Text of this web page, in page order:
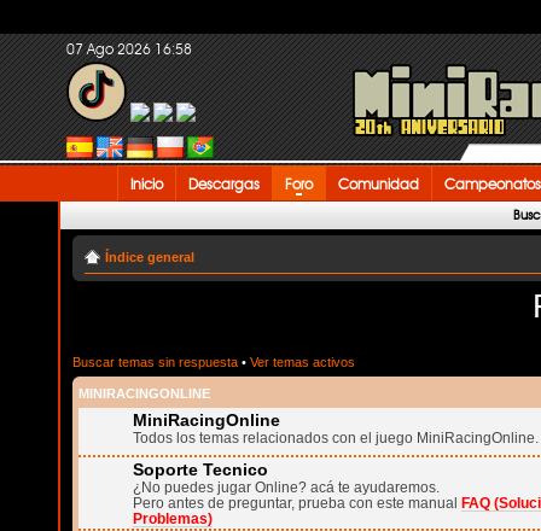
07 Ago 2026 16:58
Inicio Descargas Foro Comunidad Campeonatos
Índice general
Buscar temas sin respuesta • Ver temas activos
MINIRACINGONLINE
MiniRacingOnline
Todos los temas relacionados con el juego MiniRacingOnline.
Soporte Tecnico
¿No puedes jugar Online? acá te ayudaremos.
Pero antes de preguntar, prueba con este manual FAQ
Problemas)